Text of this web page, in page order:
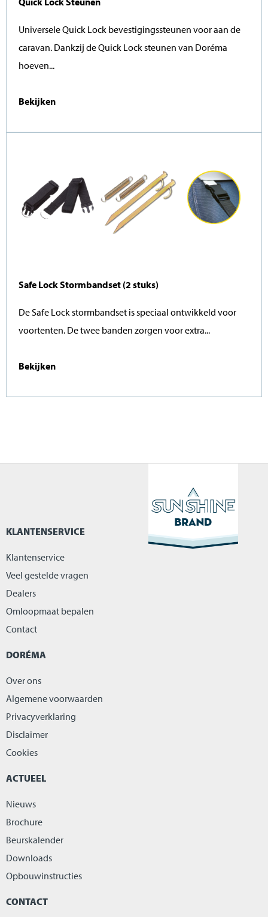
Universele Quick Lock bevestigingssteunen voor aan de
caravan. Dankzij de Quick Lock steunen van Doréma
hoeven...
Bekijken
Safe Lock Stormbandset (2 stuks)
De Safe Lock stormbandset is speciaal ontwikkeld voor
voortenten. De twee banden zorgen voor extra...
Bekijken
KLANTENSERVICE
Klantenservice
Veel gestelde vragen
Dealers
Omloopmaat bepalen
Contact
DORÉMA
Over ons
Algemene voorwaarden
Privacyverklaring
Disclaimer
Cookies
ACTUEEL
Nieuws
Brochure
Beurskalender
Downloads
Opbouwinstructies
CONTACT